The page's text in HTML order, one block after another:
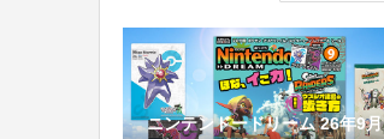
ニンテンドードリーム 26年9月